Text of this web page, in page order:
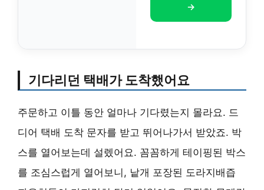
→
기다리던 택배가 도착했어요
주문하고 이틀 동안 얼마나 기다렸는지 몰라요. 드
디어 택배 도착 문자를 받고 뛰어나가서 받았죠. 박
스를 열어보는데 설렜어요. 꼼꼼하게 테이핑된 박스
를 조심스럽게 열어보니, 낱개 포장된 도라지배즙